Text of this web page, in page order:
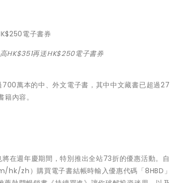
HK$351再送HK$250電子書券
萬本的中、外文電子書，其中中文藏書已超過27
內容。
在週年慶期間，特別推出全站73折的優惠活動。自
zh）購買電子書結帳時輸入優惠代碼「8HBD」